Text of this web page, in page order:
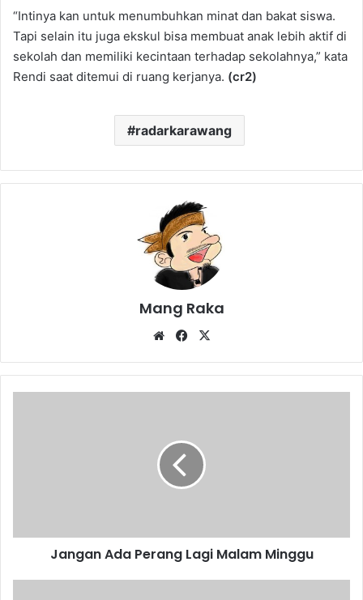
“Intinya kan untuk menumbuhkan minat dan bakat siswa.
Tapi selain itu juga ekskul bisa membuat anak lebih aktif di
sekolah dan memiliki kecintaan terhadap sekolahnya,” kata
Rendi saat ditemui di ruang kerjanya. (cr2)
radarkarawang
Mang Raka
WebsiteFacebook
Jangan Ada Perang Lagi Malam Minggu